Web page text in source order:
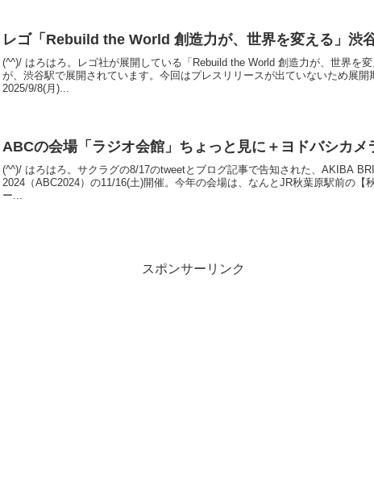
レゴ「Rebuild the World 創造力が、世界を変える」渋
(^^)/ はろはろ。レゴ社が展開している「Rebuild the World 創造力が、世界を
が、渋谷駅で展開されています。今回はプレスリリースが出ていないため展開
2025/9/8(月)...
ABCの会場「ラジオ会館」ちょっと見に＋ヨドバシカメ
(^^)/ はろはろ。サクラグの8/17のtweetとブログ記事で告知された、AKIBA
2024（ABC2024）の11/16(土)開催。今年の会場は、なんとJR秋葉原駅前の【
ー...
スポンサーリンク